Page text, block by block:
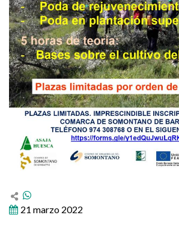
21 marzo 2022